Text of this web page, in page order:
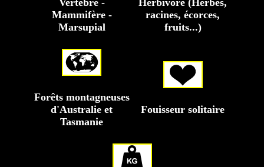
Mammifère -
Marsupial
racines, écorces,
fruits...)
Forêts montagneuses
d'Australie et
Tasmanie
Fouisseur solitaire